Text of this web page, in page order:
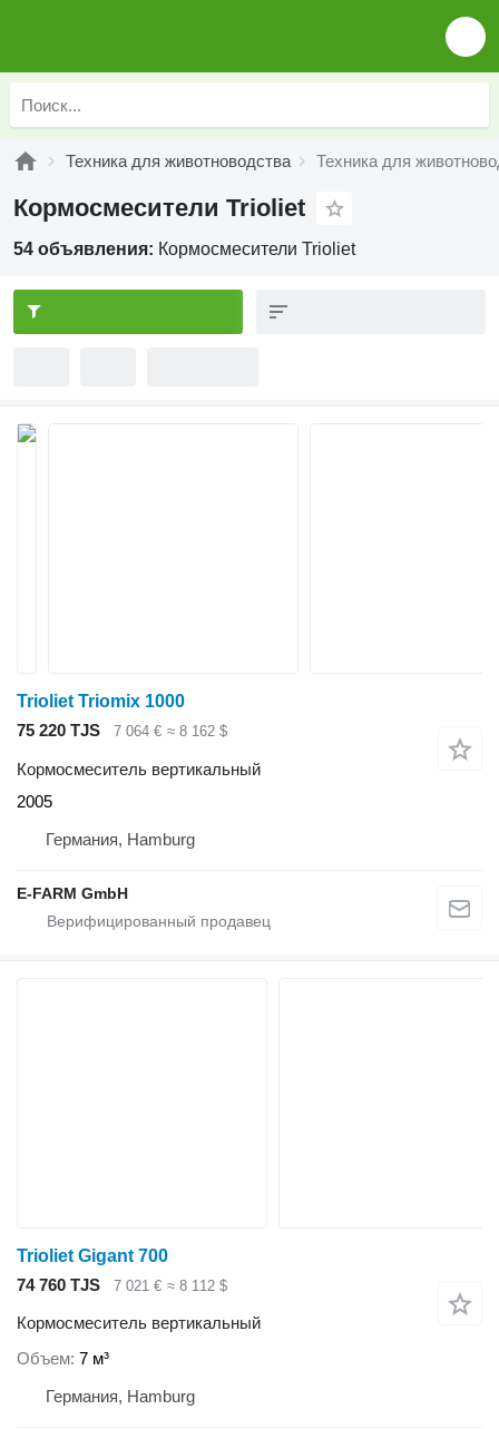
Техника для животноводства Техника для
Кормосмесители Trioliet
54 объявления: Кормосмесители Trioliet
Trioliet Triomix 1000
75 220 TJS
7 064 € ≈ 8 162 $
Кормосмеситель вертикальный
2005
Германия, Hamburg
E-FARM GmbH
Trioliet Gigant 700
74 760 TJS
7 021 € ≈ 8 112 $
Кормосмеситель вертикальный
Объем 7 м³
Германия, Hamburg